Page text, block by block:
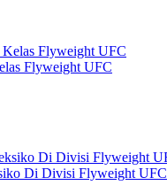
Flyweight UFC
Di Divisi Flyweight UFC